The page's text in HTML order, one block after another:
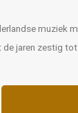
muziek
jaren zestig